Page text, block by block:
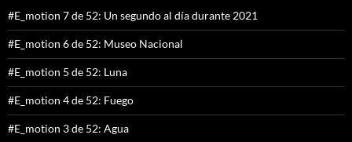
#E_motion 7 de 52: Un segundo al día durante 2021
#E_motion 6 de 52: Museo Nacional
#E_motion 5 de 52: Luna
#E_motion 4 de 52: Fuego
#E_motion 3 de 52: Agua